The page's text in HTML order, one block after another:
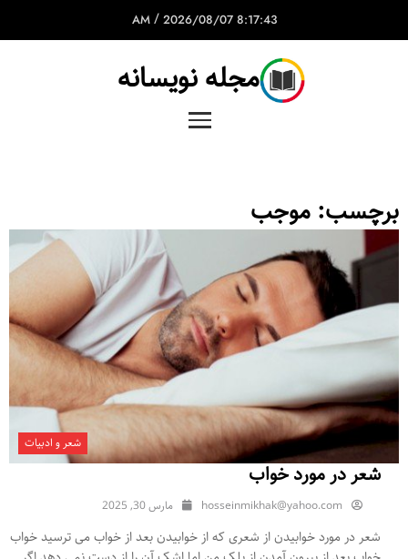
8:17:43 AM
/ 2026/08/07
مجله نویسانه
برچسب: موجب
شعر و ادبیات
شعر در مورد خواب
hosseinmikhak@yahoo.com مارس 30, 2025
شعر در مورد خوابیدن از شعری که از خوابیدن بعد از خواب می ترسید خواب